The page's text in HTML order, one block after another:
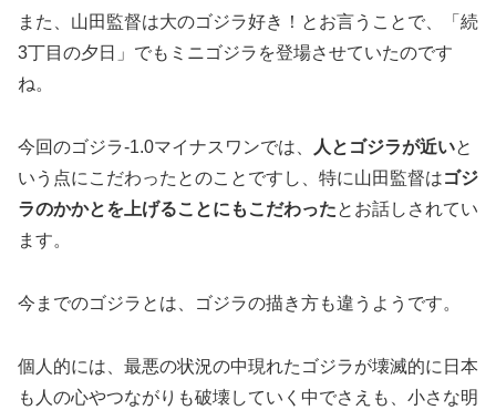
また、山田監督は大のゴジラ好き！とお言うことで、「続
3丁目の夕日」でもミニゴジラを登場させていたのです
ね。
今回のゴジラ-1.0マイナスワンでは、 人とゴジラが近いと
いう点にこだわったとのことですし、特に山田監督はゴジ
ラのかかとを上げることにもこだわったとお話しされてい
ます。
今までのゴジラとは、ゴジラの描き方も違うようです。
個人的には、最悪の状況の中現れたゴジラが壊滅的に日本
も人の心やつながりも破壊していく中でさえも、小さな明